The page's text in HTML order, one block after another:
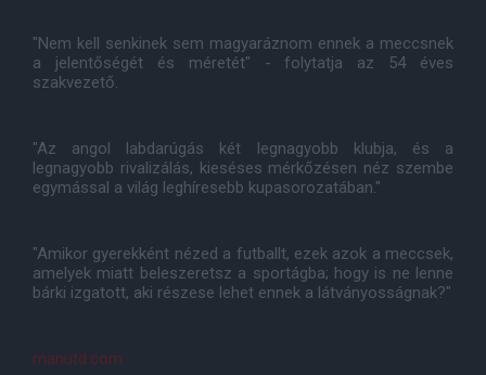
"Nem kell senkinek sem magyaráznom ennek a meccsnek
a jelentőségét és méretét" - folytatja az 54 éves
szakvezető.
"Az angol labdarúgás két legnagyobb klubja, és a
legnagyobb rivalizálás, kieséses mérkőzésen néz szembe
egymással a világ leghíresebb kupasorozatában."
"Amikor gyerekként nézed a futballt, ezek azok a meccsek,
amelyek miatt beleszeretsz a sportágba; hogy is ne lenne
bárki izgatott, aki részese lehet ennek a látványosságnak?"
manutd.com